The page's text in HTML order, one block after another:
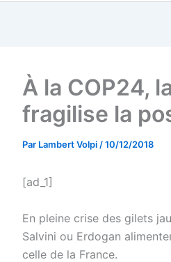
À la COP24,
fragilise la
Par Lambert Volpi /10/12/2018
[ad_1]
En pleine crise des gilets
Salvini ou Erdogan
celle de la France.